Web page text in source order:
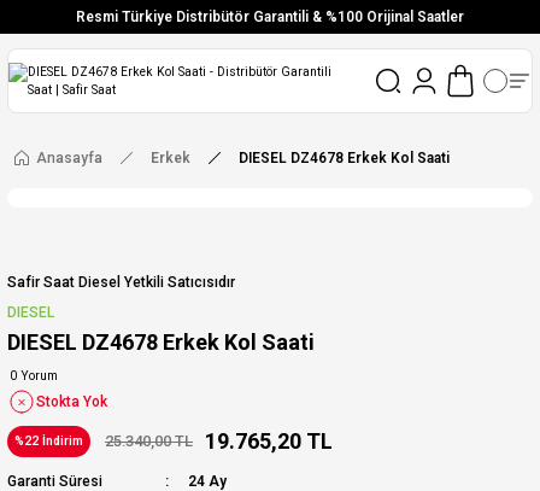
Resmi Türkiye Distribütör Garantili & %100 Orijinal Saatler
Vade Farksız 6 Taksit
Ücretsiz Kargo
Anasayfa Erkek DIESEL DZ4678 Erkek Kol Saati
Safir Saat Diesel Yetkili Satıcısıdır
DIESEL
DIESEL DZ4678 Erkek Kol Saati
0 Yorum
Stokta Yok
%22 İndirim 25.340,00 TL 19.765,20 TL
Garanti Süresi
24 Ay